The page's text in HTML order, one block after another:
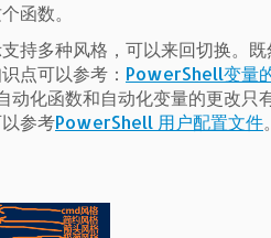
函数。
持多种风格，可以来回切换。
点可以参考： PowerShell变量
化函数和自动化变量的更改
参考PowerShell 用户配置文件。